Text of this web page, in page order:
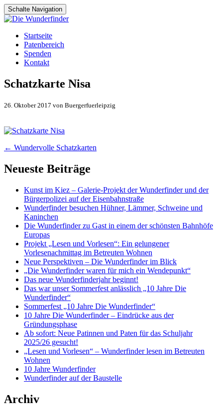
Schalte Navigation
Zum
Inhalt
springen
Startseite
Patenbereich
Spenden
Kontakt
Schatzkarte Nisa
26. Oktober 2017 von Buergerfuerleipzig
Artikel-
Navigation
← Wundervolle Schatzkarten
Neueste Beiträge
Kunst im Kiez – Galerie-Projekt der Wunderfinder und der
Bürgerpolizei auf der Eisenbahnstraße
Wunderfinder besuchen Hühner, Lämmer, Schweine und
Kaninchen
Die Wunderfinder zu Gast in einem der schönsten Bahnhöfe
Europas
Projekt „Lesen und Vorlesen“: Ein gelungener
Vorlesenachmittag im Betreuten Wohnen
Neue Perspektiven – Die Wunderfinder im Blick
„Die Wunderfinder waren für mich ein Wendepunkt“
Das neue Wunderfinderjahr beginnt!
Das war unser Sommerfest anlässlich „10 Jahre Die
Wunderfinder“
Sommerfest „10 Jahre Die Wunderfinder“
10 Jahre Die Wunderfinder – Eindrücke aus der
Gründungsphase
Ab sofort: Neue Patinnen und Paten für das Schuljahr
2025/26 gesucht!
„Lesen und Vorlesen“ – Wunderfinder lesen im Betreuten
Wohnen
10 Jahre Wunderfinder
Wunderfinder auf der Baustelle
Archiv